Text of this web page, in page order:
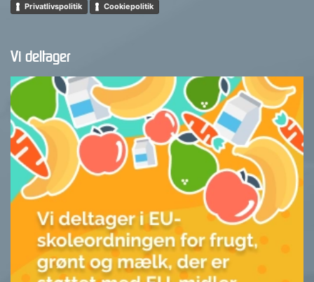
Privatlivspolitik Cookiepolitik
Vi deltager